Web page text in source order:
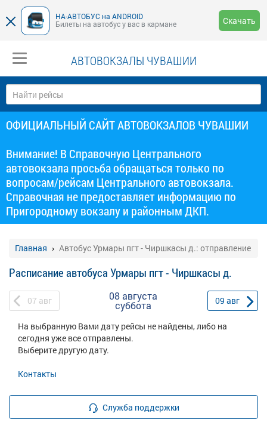
НА-АВТОБУС на ANDROID
Билеты на автобус у вас в кармане
Скачать
АВТОВОКЗАЛЫ ЧУВАШИИ
ОФИЦИАЛЬНЫЙ САЙТ АВТОВОКЗАЛОВ ЧУВАШИИ
Внимание! В Справочную Центрального
автовокзала просьба обращаться только по
вопросам/рейсам Центрального автовокзала.
Справочная не предоставляет информацию по
Пригородному вокзалу и районным ДКП.
Главная Автобус Урмары пгт - Чиршкасы д.: отправление
Расписание автобуса Урмары пгт - Чиршкасы д.
07 авг 08 августа
суббота 09 авг
На выбранную Вами дату рейсы не найдены, либо на
сегодня уже все отправлены.
Выберите другую дату.
Контакты
Служба поддержки